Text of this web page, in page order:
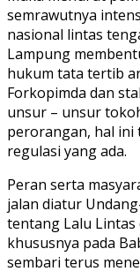
semrawutnya
nasional lintas
Lampung
hukum tata tertib
Forkopimda dan
unsur – unsur
perorangan, hal ini
regulasi yang ada.
Peran serta
jalan diatur
tentang Lalu Lintas
khususnya pada
sembari terus